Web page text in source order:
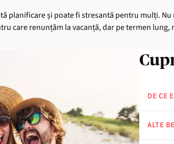
planificare și poate fi stresantă pentru mulți.
care renunțăm la vacanță, dar pe termen lung,
DE CE
ALTE